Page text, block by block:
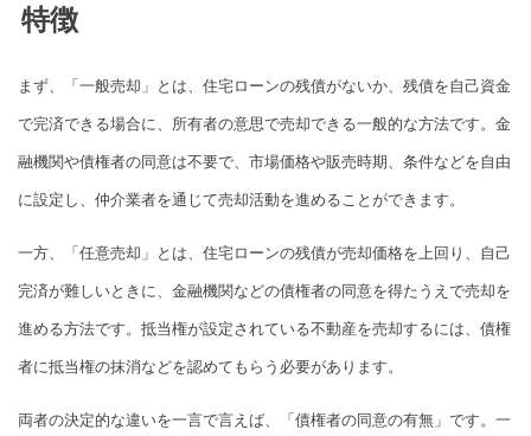
特徴
まず、「一般売却」とは、住宅ローンの残債がないか、残債を自己資金
で完済できる場合に、所有者の意思で売却できる一般的な方法です。金
融機関や債権者の同意は不要で、市場価格や販売時期、条件などを自由
に設定し、仲介業者を通じて売却活動を進めることができます。
一方、「任意売却」とは、住宅ローンの残債が売却価格を上回り、自己
完済が難しいときに、金融機関などの債権者の同意を得たうえで売却を
進める方法です。抵当権が設定されている不動産を売却するには、債権
者に抵当権の抹消などを認めてもらう必要があります。
両者の決定的な違いを一言で言えば、「債権者の同意の有無」です。一